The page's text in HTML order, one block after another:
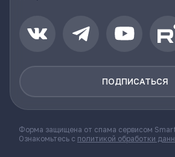
ПОДПИСАТЬСЯ
Форма защищена от спама сервисом
Ознакомьтесь с политикой обработки